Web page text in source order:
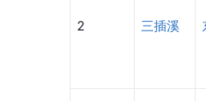
2 三插溪